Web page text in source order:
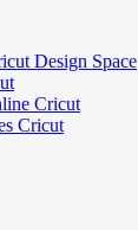
Design Space
Cricut
Cricut